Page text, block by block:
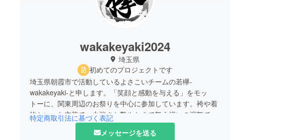
wakakeyaki2024
埼玉県
初めてのプロジェクトです
埼玉県朝霞市で活動しているよさこいチームの若欅-
wakakeyaki-と申します。「笑顔と感動を与える」をモッ
トーに、関東周辺のお祭りを中心に参加しています。袴や着
物といった衣装で、力強さと艶やかさで舞う揃いの演舞で、
皆様の心に響く演舞を目指しております。
特定商取引法に基づく表記
メッセージを送る